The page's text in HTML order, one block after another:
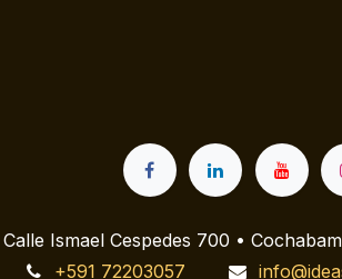
Calle Ismael Cespedes 700 •
+591 72203057